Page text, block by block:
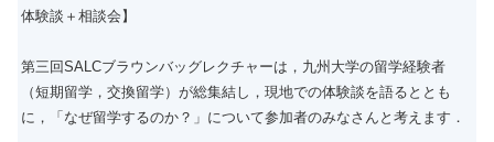
体験談＋相談会】
第三回SALCブラウンバッグレクチャーは，九州大学の留学経験者
（短期留学，交換留学）が総集結し，現地での体験談を語るととも
に，「なぜ留学するのか？」について参加者のみなさんと考えます．